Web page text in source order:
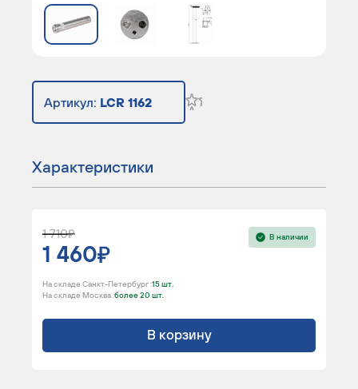
Артикул: LCR 1162
Характеристики
1 710
1 460
В наличии
На складе Санкт-Петербург :15 шт.
На складе Москва :более 20 шт.
В корзину